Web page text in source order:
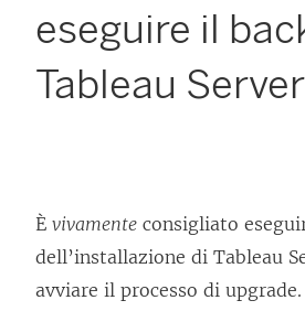
eseguire il
Tableau Server
È vivamente consigliato
dell’installazione di Tableau
avviare il processo di